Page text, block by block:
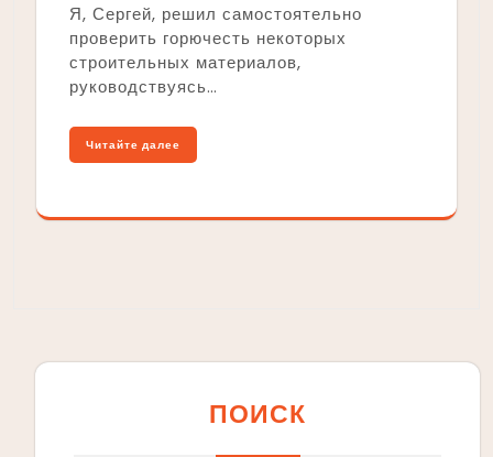
Я, Сергей, решил самостоятельно
проверить горючесть некоторых
строительных материалов,
руководствуясь…
Читайте далее
ПОИСК